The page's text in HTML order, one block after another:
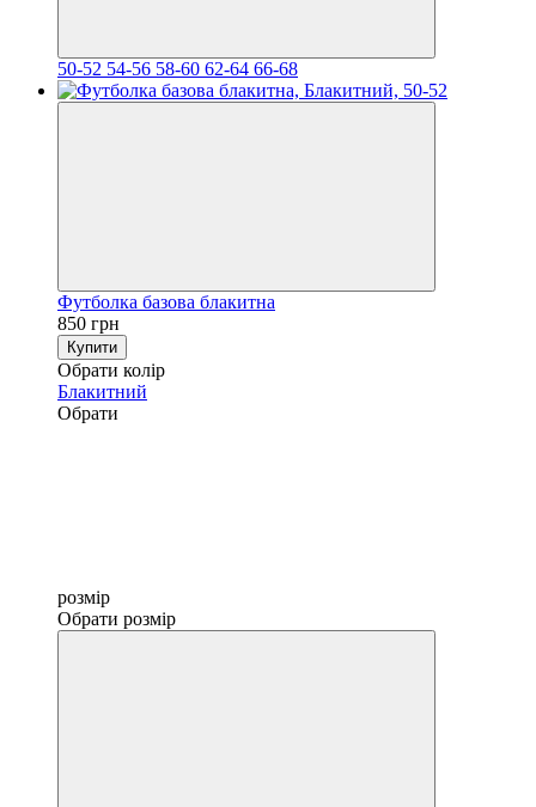
50-52 54-56 58-60 62-64 66-68
Футболка базова блакитна
850 грн
Купити
Обрати колір
Блакитний
Обрати
розмір
Обрати розмір